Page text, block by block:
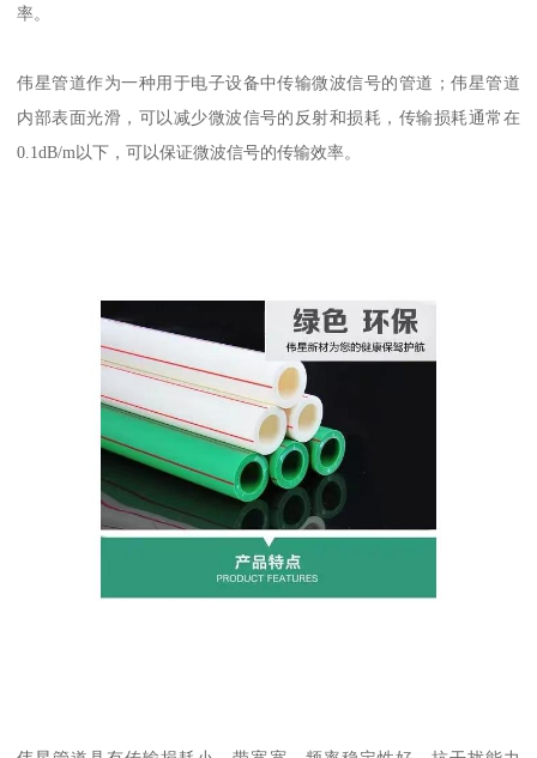
率。
伟星管道作为一种用于电子设备中传输微波信号的管道；伟星管道
内部表面光滑，可以减少微波信号的反射和损耗，传输损耗通常在
0.1dB/m以下，可以保证微波信号的传输效率。